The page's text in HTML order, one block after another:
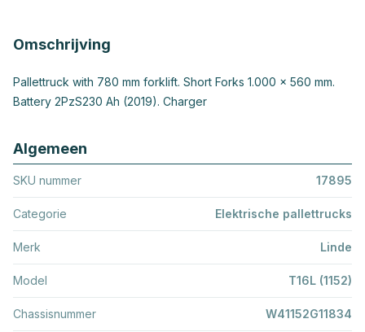
Omschrijving
Pallettruck with 780 mm forklift. Short Forks 1.000 x 560 mm.
Battery 2PzS230 Ah (2019). Charger
Algemeen
SKU nummer 17895
Categorie Elektrische pallettrucks
Merk Linde
Model T16L (1152)
Chassisnummer W41152G11834